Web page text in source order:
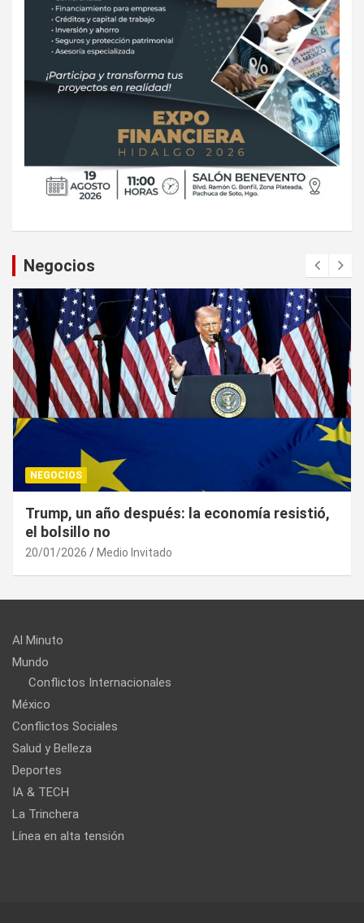
Negocios
NEGOCIOS
Trump, un año después: la economía resistió,
el bolsillo no
20/01/2026 Medio Invitado
Al Minuto
Mundo
Conflictos Internacionales
México
Conflictos Sociales
Salud y Belleza
Deportes
IA & TECH
La Trinchera
Línea en alta tensión